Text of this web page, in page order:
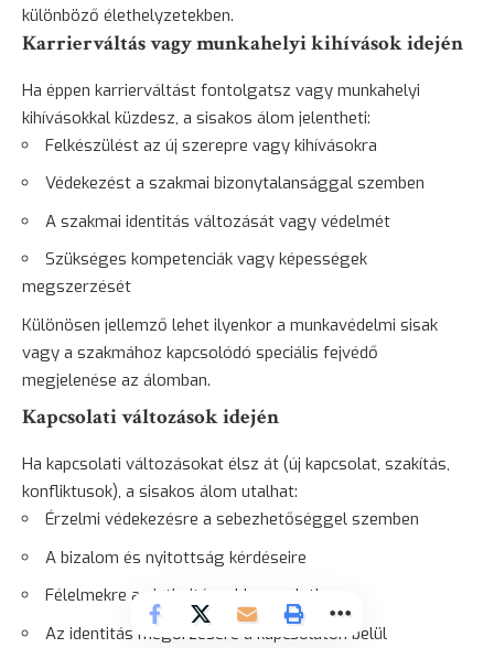
különböző élethelyzetekben.
Karrierváltás vagy munkahelyi kihívások idején
Ha éppen karrierváltást fontolgatsz vagy munkahelyi
kihívásokkal küzdesz, a sisakos álom jelentheti:
Felkészülést az új szerepre vagy kihívásokra
Védekezést a szakmai bizonytalansággal szemben
A szakmai identitás változását vagy védelmét
Szükséges kompetenciák vagy képességek
megszerzését
Különösen jellemző lehet ilyenkor a munkavédelmi sisak
vagy a szakmához kapcsolódó speciális fejvédő
megjelenése az álomban.
Kapcsolati változások idején
Ha kapcsolati változásokat élsz át (új kapcsolat, szakítás,
konfliktusok), a sisakos álom utalhat:
Érzelmi védekezésre a sebezhetőséggel szemben
A bizalom és nyitottság kérdéseire
Félelmekre az intimitással kapcsolatban
Az identitás megőrzésére a kapcsolaton belül